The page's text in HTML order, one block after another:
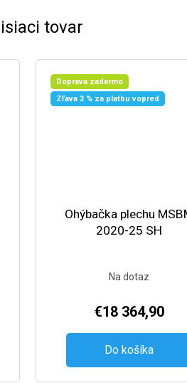
tovar
Doprava zadarmo
Zľava 3 % za platbu vopred
Ohýbačka plechu
2020-25 SH
Na dotaz
€18 364,90
Do košíka